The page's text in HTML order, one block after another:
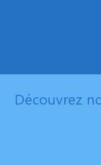
Découvrez